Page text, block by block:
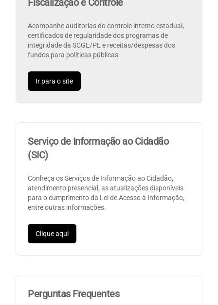
Fiscalização e Controle
Acompanhe auditorias do controle interno estadual,
certificados de regularidade dos programas de
integridade da SCGE/PE e receitas/despesas dos
fundos para políticas públicas.
Ir para o site
Serviço de Informação ao Cidadão
(SIC)
Conheça os Serviços de Informação ao Cidadão,
atendimento presencial, as atualizações disponíveis
para o cumprimento da Lei de Acesso à Informação,
entre outras informações.
Clique aqui
Perguntas Frequentes